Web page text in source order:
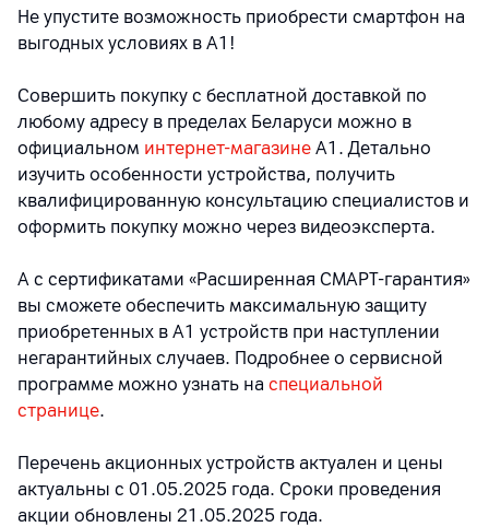
Не упустите возможность приобрести смартфон на
выгодных условиях в А1!
Совершить покупку с бесплатной доставкой по
любому адресу в пределах Беларуси можно в
официальном интернет-магазине А1. Детально
изучить особенности устройства, получить
квалифицированную консультацию специалистов и
оформить покупку можно через видеоэксперта.
А с сертификатами «Расширенная СМАРТ-гарантия»
вы сможете обеспечить максимальную защиту
приобретенных в А1 устройств при наступлении
негарантийных случаев. Подробнее о сервисной
программе можно узнать на специальной
странице.
Перечень акционных устройств актуален и цены
актуальны с 01.05.2025 года. Сроки проведения
акции обновлены 21.05.2025 года.